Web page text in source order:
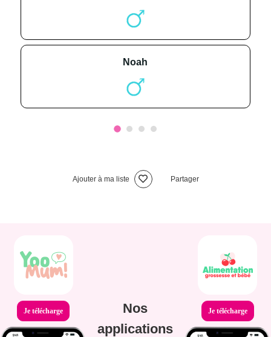
noah
Ajouter à ma liste Partager
Je télécharge
Nos
applications
Je télécharge